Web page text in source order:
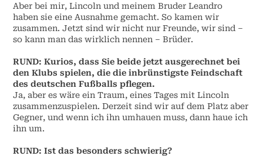
Aber bei mir, Lincoln und meinem Bruder Leandro
haben sie eine Ausnahme gemacht. So kamen wir
zusammen. Jetzt sind wir nicht nur Freunde, wir sind –
so kann man das wirklich nennen – Brüder.
RUND:Kurios, dass Sie beide jetzt ausgerechnet bei
den Klubs spielen, die die inbrünstigste Feindschaft
des deutschen Fußballs pflegen.
Ja, aber es wäre ein Traum, eines Tages mit Lincoln
zusammenzuspielen. Derzeit sind wir auf dem Platz aber
Gegner, und wenn ich ihn umhauen muss, dann haue ich
ihn um.
RUND:Ist das besonders schwierig?